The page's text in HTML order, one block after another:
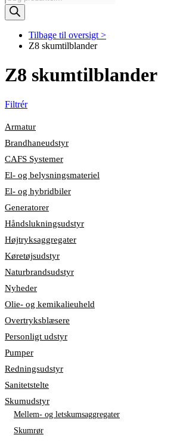
search
Tilbage til oversigt >
Z8 skumtilblander
Z8 skumtilblander
Filtrér
Armatur
Brandhaneudstyr
CAFS Systemer
El- og belysningsmateriel
El- og hybridbiler
Generatorer
Håndslukningsudstyr
Højtryksaggregater
Køretøjsudstyr
Naturbrandsudstyr
Nyheder
Olie- og kemikalieuheld
Overtryksblæsere
Personligt udstyr
Pumper
Redningsudstyr
Sanitetstelte
Skumudstyr
Mellem- og letskumsaggregater
Skumrør